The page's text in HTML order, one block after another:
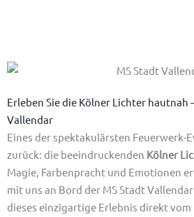
Erleben Sie die Kölner Lichter hautnah
Vallendar
Eines der spektakulärsten Feuerwerk-
zurück: die beeindruckenden Kölner
Magie, Farbenpracht und Emotionen
mit uns an Bord der MS Stadt
dieses einzigartige Erlebnis direkt vom